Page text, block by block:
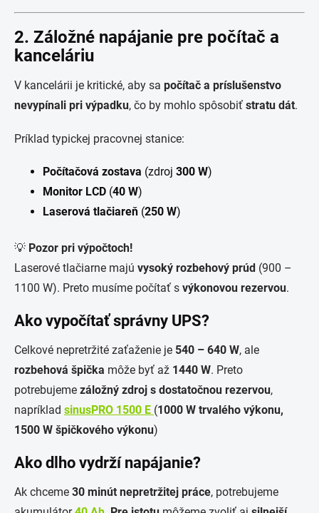
2. Záložné napájanie pre počítač a
kanceláriu
V kancelárii je kritické, aby sa počítač a príslušenstvo
nevypínali pri výpadku, čo by mohlo spôsobiť stratu dát.
Príklad typickej pracovnej stanice:
Počítačová zostava (zdroj 300 W)
Monitor LCD (40 W)
Laserová tlačiareň (250 W)
💡 Pozor pri výpočtoch!
Laserové tlačiarne majú vysoký rozbehový prúd (900 –
1100 W). Preto musíme počítať s výkonovou rezervou.
Ako vypočítať správny UPS?
Celkové nepretržité zaťaženie je 540 – 640 W, ale
rozbehová špička môže byť až 1440 W. Preto
potrebujeme záložný zdroj s dostatočnou rezervou,
napríklad sinusPRO 1500 E (1000 W trvalého výkonu,
1500 W špičkového výkonu)
Ako dlho vydrží napájanie?
Ak chceme 30 minút nepretržitej práce, potrebujeme